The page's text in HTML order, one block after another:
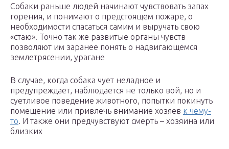
Собаки раньше людей начинают чувствовать запах
горения, и понимают о предстоящем пожаре, о
необходимости спасаться самим и выручать свою
«стаю». Точно так же развитые органы чувств
позволяют им заранее понять о надвигающемся
землетрясении, урагане
В случае, когда собака чует неладное и
предупреждает, наблюдается не только вой, но и
суетливое поведение животного, попытки покинуть
помещение или привлечь внимание хозяев к чему-
то. И также они предчувствуют смерть – хозяина или
близких